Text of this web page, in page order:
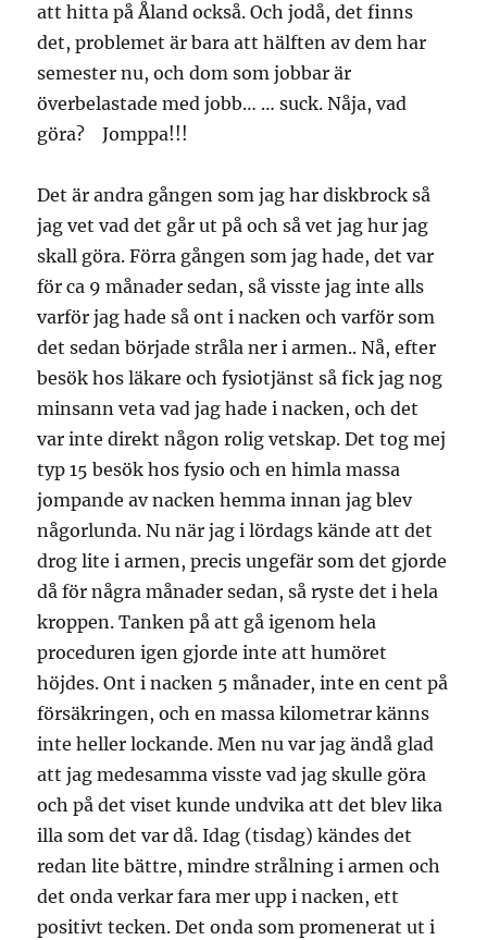
att hitta på Åland också. Och jodå, det finns
det, problemet är bara att hälften av dem har
semester nu, och dom som jobbar är
överbelastade med jobb… … suck. Nåja, vad
göra? Jomppa!!!
Det är andra gången som jag har diskbrock så
jag vet vad det går ut på och så vet jag hur jag
skall göra. Förra gången som jag hade, det var
för ca 9 månader sedan, så visste jag inte alls
varför jag hade så ont i nacken och varför som
det sedan började stråla ner i armen.. Nå, efter
besök hos läkare och fysiotjänst så fick jag nog
minsann veta vad jag hade i nacken, och det
var inte direkt någon rolig vetskap. Det tog mej
typ 15 besök hos fysio och en himla massa
jompande av nacken hemma innan jag blev
någorlunda. Nu när jag i lördags kände att det
drog lite i armen, precis ungefär som det gjorde
då för några månader sedan, så ryste det i hela
kroppen. Tanken på att gå igenom hela
proceduren igen gjorde inte att humöret
höjdes. Ont i nacken 5 månader, inte en cent på
försäkringen, och en massa kilometrar känns
inte heller lockande. Men nu var jag ändå glad
att jag medesamma visste vad jag skulle göra
och på det viset kunde undvika att det blev lika
illa som det var då. Idag (tisdag) kändes det
redan lite bättre, mindre strålning i armen och
det onda verkar fara mer upp i nacken, ett
positivt tecken. Det onda som promenerat ut i